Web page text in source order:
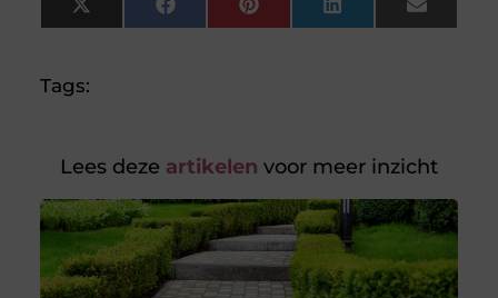
X
(Twitter)
FacebookPinterestLinkedInEmail
Tags:
Lees deze artikelen voor meer inzicht